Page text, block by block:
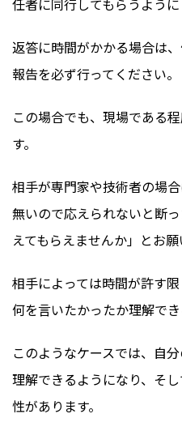
任者に同行してもらうように
返答に時間がかかる場合は
報告を必ず行ってください。
この場合でも、現場である
す。
相手が専門家や技術者の場
無いので応えられないと断
えてもらえませんか」とお願
相手によっては時間が許す
何を言いたかったか理解でき
このようなケースでは、自
理解できるようになり、そ
性があります。